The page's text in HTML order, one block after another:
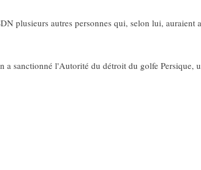
plusieurs autres personnes qui, selon lui,
a sanctionné l'Autorité du détroit du golfe Persique,